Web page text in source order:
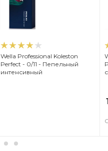
Wella Professional Koleston
Perfect - 0/11 - Пепельный
интенсивный